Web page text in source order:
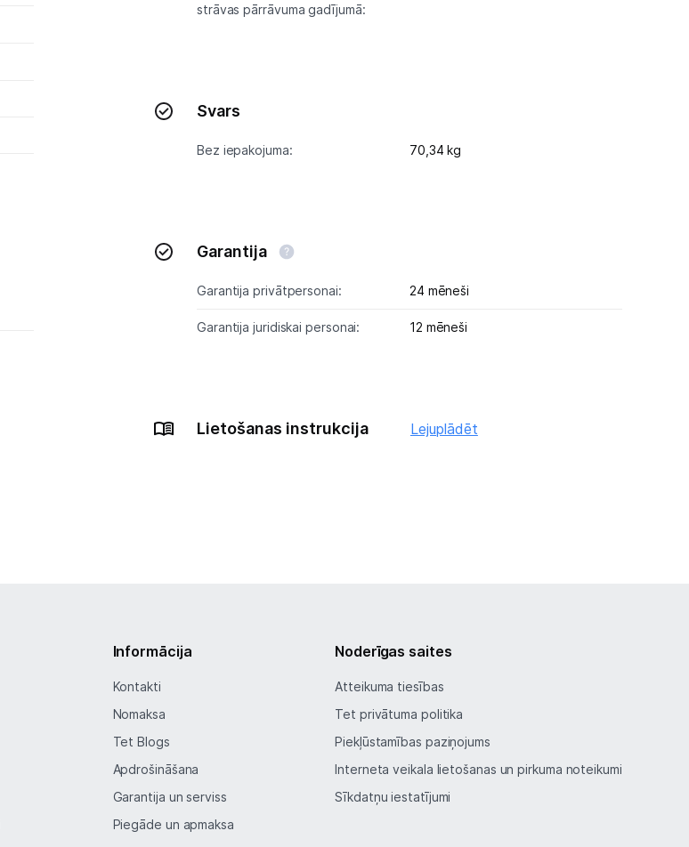
strāvas pārrāvuma gadījumā:
Svars
Bez iepakojuma: 70,34 kg
Garantija
Garantija privātpersonai: 24 mēneši
Garantija juridiskai personai: 12 mēneši
Lietošanas instrukcija Lejuplādēt
Informācija
Kontakti
Nomaksa
Tet Blogs
Apdrošināšana
Garantija un serviss
Piegāde un apmaksa
Noderīgas saites
Atteikuma tiesības
Tet privātuma politika
Piekļūstamības paziņojums
Interneta veikala lietošanas un pirkuma noteikumi
Sīkdatņu iestatījumi